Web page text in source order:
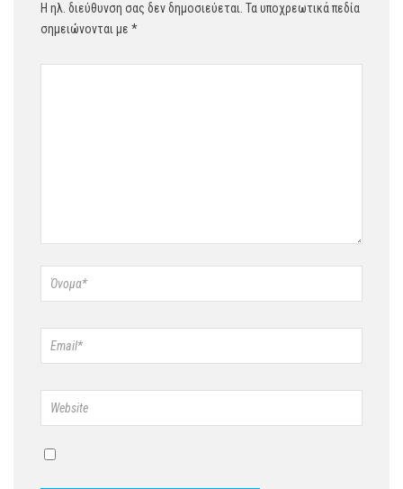
Η ηλ. διεύθυνση σας δεν δημοσιεύεται. Τα υποχρεωτικά πεδία
σημειώνονται με *